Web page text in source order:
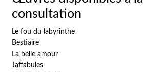
consultation
Le fou du labyrinthe
Bestiaire
La belle amour
Jaffabules